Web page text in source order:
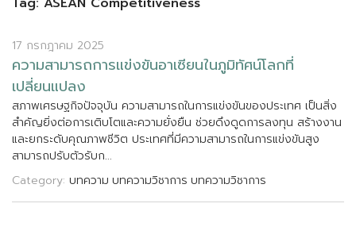
17 กรกฎาคม 2025
ความสามารถการแขงขนอาเซยนในภมทศนโลกท
เปลยนแปลง
สภาพเศรษฐกจปจจบน ความสามารถในการแขงขนของประเทศ เปนสง
สคญยงตอการเตบโตและความยงยน ชวยดงดดการลงทน สรางงาน
และยกระดบคณภาพชวต ประเทศทมความสามารถในการแขงขนสง
สามารถปรบตวรบก...
Category: บทความ บทความวิชาการ บทความวิชาการ